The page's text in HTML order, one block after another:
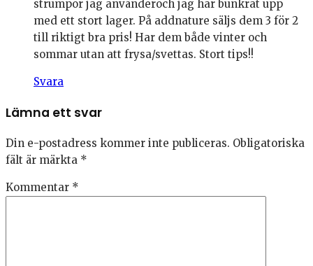
strumpor jag använderoch jag har bunkrat upp
med ett stort lager. På addnature säljs dem 3 för 2
till riktigt bra pris! Har dem både vinter och
sommar utan att frysa/svettas. Stort tips!!
Svara
Lämna ett svar
Din e-postadress kommer inte publiceras. Obligatoriska
fält är märkta *
Kommentar *